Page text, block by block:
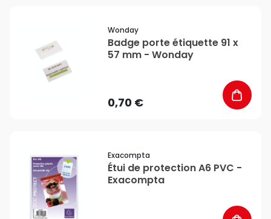
Wonday
Badge porte étiquette 91 x
57 mm - Wonday
0,70 €
Exacompta
Étui de protection A6 PVC -
Exacompta